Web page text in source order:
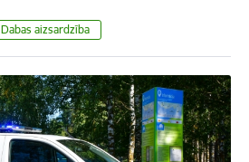
Dabas aizsardzība